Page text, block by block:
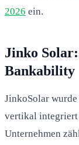
2026 ein.
Jinko
Bankability
JinkoSolar wurde
vertikal integriert
Unternehmen